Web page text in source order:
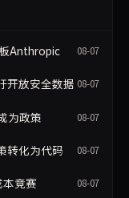
Anthropic 08-07
开放安全数据 08-07
为政策 08-07
转化为代码 08-07
竞赛 08-07